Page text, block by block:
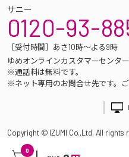
0
サニー
0120-93-
［受付時間］あさ10時～よる9時
ゆめオンラインカスタマーセンター
※通話料は無料です。
※ネット専用のお問合せ先です。
Copyright © IZUMI Co.,Ltd. All rights